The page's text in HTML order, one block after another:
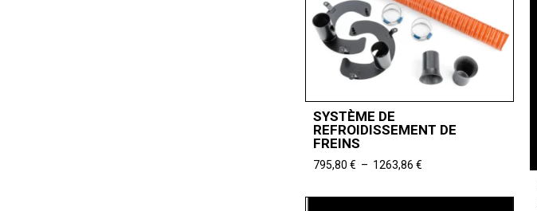
790,76 €
SYSTÈME DE
REFROIDISSEMENT DE
FREINS
795,80 € – 1263,86 €Plage
prix :